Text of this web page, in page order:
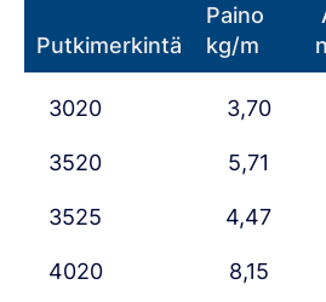
Steel Navigator
Ovako
Putkimerkintä
Paino
kg/m
3020
3520
3525
4020
3,70
5,71
4,47
8,15